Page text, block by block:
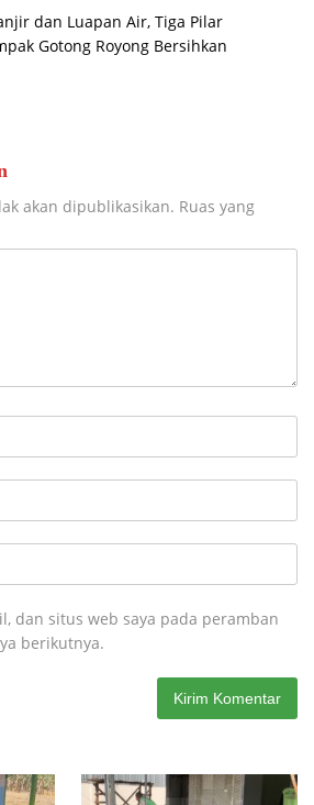
dan Luapan Air, Tiga Pilar
Gotong Royong Bersihkan
akan dipublikasikan. Ruas yang
dan situs web saya pada peramban
berikutnya.